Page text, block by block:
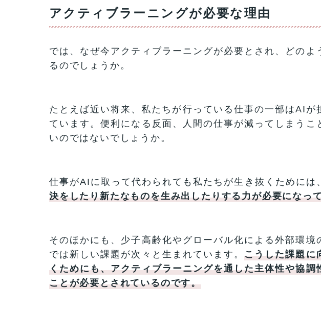
アクティブラーニングが必要な理由
では、なぜ今アクティブラーニングが必要とされ、どのよ
るのでしょうか。
たとえば近い将来、私たちが行っている仕事の一部はAIが
ています。便利になる反面、人間の仕事が減ってしまうこ
いのではないでしょうか。
仕事がAIに取って代わられても私たちが生き抜くためには、
決をしたり新たなものを生み出したりする力が必要になっ
そのほかにも、少子高齢化やグローバル化による外部環境
では新しい課題が次々と生まれています。こうした課題に
くためにも、アクティブラーニングを通した主体性や協調
ことが必要とされているのです。